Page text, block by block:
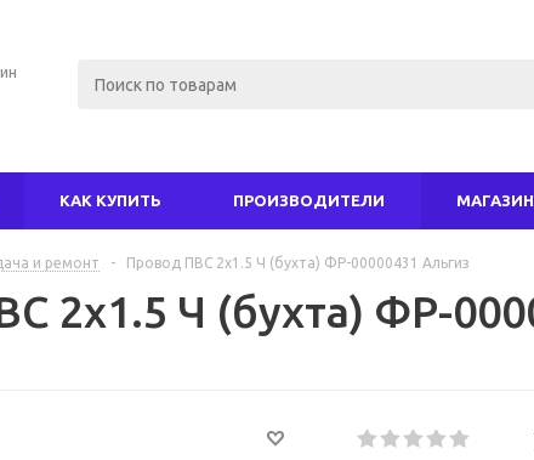
КАК КУПИТЬ ПРОИЗВОДИТЕЛИ
и ремонт - Провод ПВС 2х1.5 Ч (бухта) ФР-00000431 Альгиз
2х1.5 Ч (бухта) ФР-